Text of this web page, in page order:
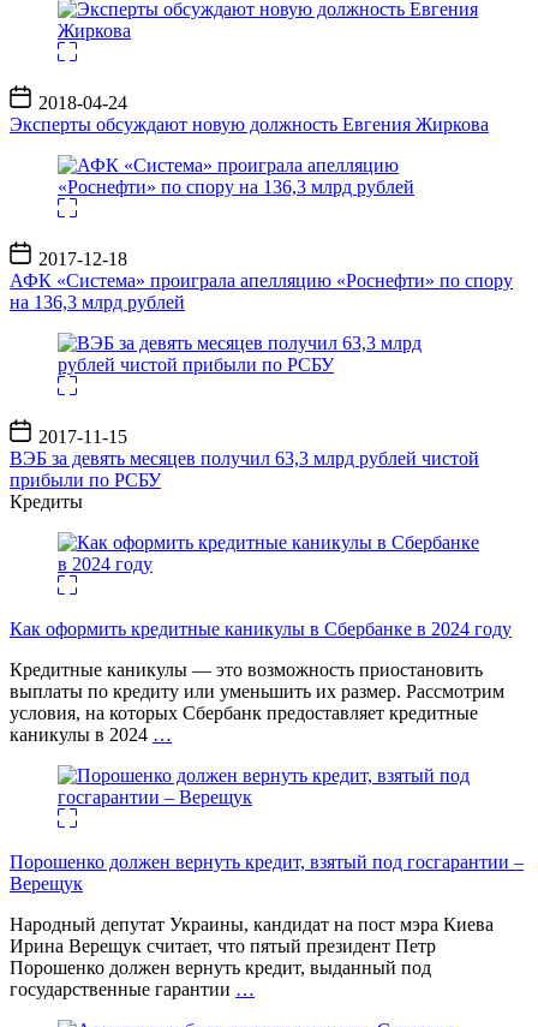
Дата
записи
2018-04-24
Эксперты обсуждают новую должность Евгения Жиркова
Дата
записи
2017-12-18
АФК «Система» проиграла апелляцию «Роснефти» по спору
на 136,3 млрд рублей
Дата
записи
2017-11-15
ВЭБ за девять месяцев получил 63,3 млрд рублей чистой
прибыли по РСБУ
Кредиты
Как оформить кредитные каникулы в Сбербанке в 2024 году
Кредитные каникулы — это возможность приостановить
выплаты по кредиту или уменьшить их размер. Рассмотрим
условия, на которых Сбербанк предоставляет кредитные
каникулы в 2024 …
Порошенко должен вернуть кредит, взятый под госгарантии –
Верещук
Народный депутат Украины, кандидат на пост мэра Киева
Ирина Верещук считает, что пятый президент Петр
Порошенко должен вернуть кредит, выданный под
государственные гарантии …